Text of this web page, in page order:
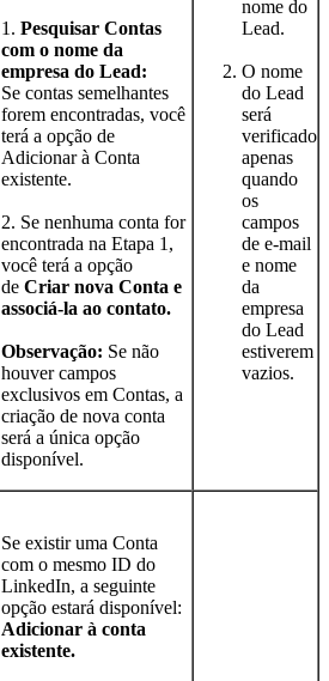
1. Pesquisar Contas
com o nome da
empresa do Lead:
Se contas semelhantes
forem encontradas, você
terá a opção de
Adicionar à Conta
existente.
2. Se nenhuma conta for
encontrada na Etapa 1,
você terá a opção
de Criar nova Conta e
associá-la ao contato.
Observação: Se não
houver campos
exclusivos em Contas, a
criação de nova conta
será a única opção
disponível.
nome do
Lead.
O nome
do Lead
será
verificado
apenas
quando
os
campos
de e-mail
e nome
da
empresa
do Lead
estiverem
vazios.
Se existir uma Conta
com o mesmo ID do
LinkedIn, a seguinte
opção estará disponível:
Adicionar à conta
existente.